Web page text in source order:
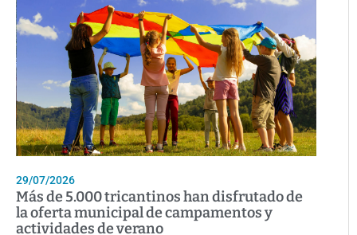
29/07/2026
Más de 5.000 tricantinos han disfrutado de
la oferta municipal de campamentos y
actividades de verano